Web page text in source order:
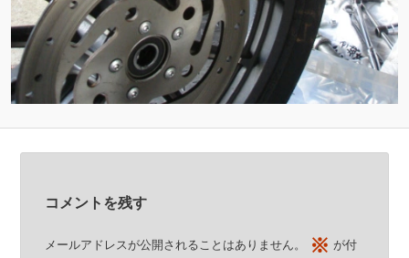
コメントを残す
メールアドレスが公開されることはありません。 ※ が付